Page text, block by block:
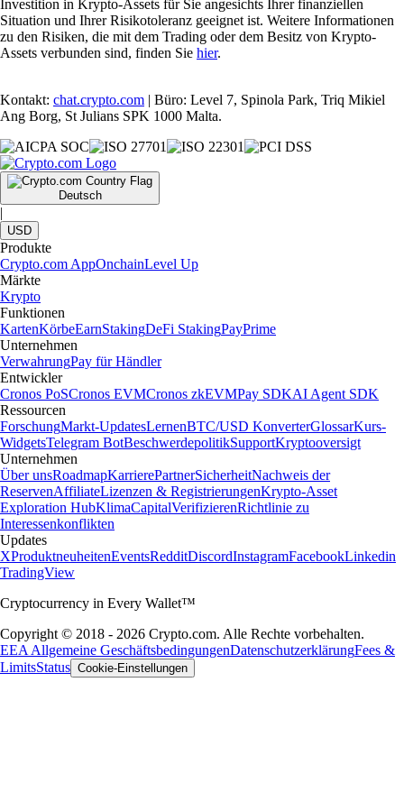
Investition in Krypto-Assets für Sie angesichts Ihrer finanziellen
Situation und Ihrer Risikotoleranz geeignet ist. Weitere Informationen
zu den Risiken, die mit dem Trading oder dem Besitz von Krypto-
Assets verbunden sind, finden Sie hier.
Kontakt: chat.crypto.com | Büro: Level 7, Spinola Park, Triq Mikiel
Ang Borg, St Julians SPK 1000 Malta.
Deutsch
|
USD
Produkte
Crypto.com AppOnchainLevel Up
Märkte
Krypto
Funktionen
KartenKörbeEarnStakingDeFi StakingPayPrime
Unternehmen
VerwahrungPay für Händler
Entwickler
Cronos PoSCronos EVMCronos zkEVMPay SDKAI Agent SDK
Ressourcen
ForschungMarkt-UpdatesLernenBTC/USD KonverterGlossarKurs-
WidgetsTelegram BotBeschwerdepolitikSupportKryptooversigt
Unternehmen
Über unsRoadmapKarrierePartnerSicherheitNachweis der
ReservenAffiliateLizenzen & RegistrierungenKrypto-Asset
Exploration HubKlimaCapitalVerifizierenRichtlinie zu
Interessenkonflikten
Updates
XProduktneuheitenEventsRedditDiscordInstagramFacebookLinkedin
TradingView
Cryptocurrency in Every Wallet™
Copyright © 2018 - 2026 Crypto.com. Alle Rechte vorbehalten.
EEA Allgemeine GeschäftsbedingungenDatenschutzerklärungFees &
LimitsStatus Cookie-Einstellungen